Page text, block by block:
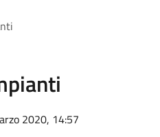
2020, 14:57